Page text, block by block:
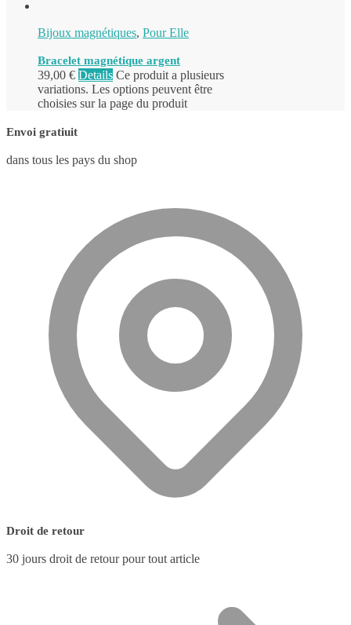
Bijoux magnétiques, Pour Elle
Bracelet magnétique argent
39,00 € Details Ce produit a plusieurs
variations. Les options peuvent être
choisies sur la page du produit
Envoi gratiuit
dans tous les pays du shop
Droit de retour
30 jours droit de retour pour tout article